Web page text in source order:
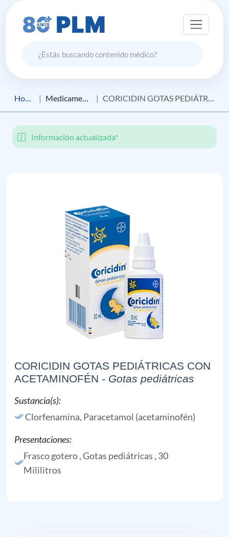
Home Medicamento CORICIDIN GOTAS PEDIÁTRICAS CON ACETAMINOFÉN
Información actualizada*
CORICIDIN GOTAS PEDIÁTRICAS CON
ACETAMINOFÉN - Gotas pediátricas
Sustancia(s):
Clorfenamina, Paracetamol (acetaminofén)
Presentaciones:
Frasco gotero , Gotas pediátricas , 30
Mililitros